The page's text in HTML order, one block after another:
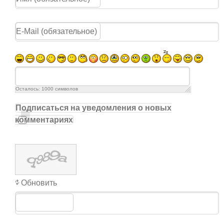
Осталось: 1000 символов
Подписаться на уведомления о новых
комментариях
Обновить